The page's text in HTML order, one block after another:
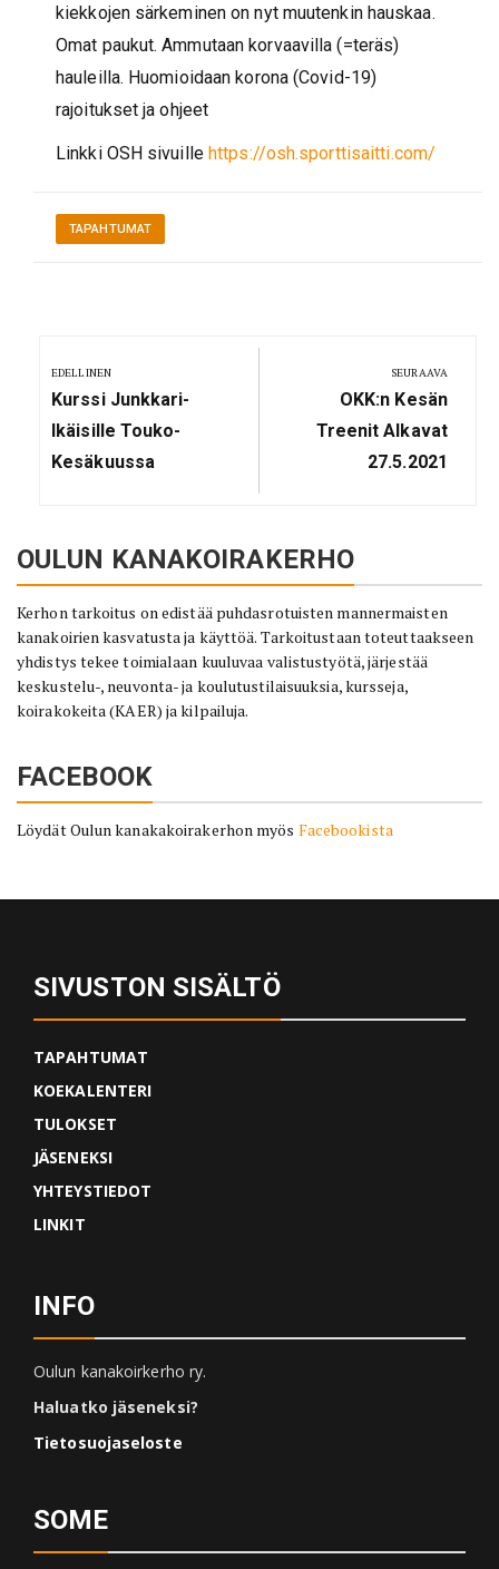
kiekkojen särkeminen on nyt muutenkin hauskaa.
Omat paukut. Ammutaan korvaavilla (=teräs)
hauleilla. Huomioidaan korona (Covid-19)
rajoitukset ja ohjeet
Linkki OSH sivuille https://osh.sporttisaitti.com/
TAPAHTUMAT
selaus
EDELLINEN
Previous
Post:
Kurssi Junkkari-
Ikäisille Touko-
Kesäkuussa
SEURAAVA
Next
Post:
OKK:n Kesän
Treenit Alkavat
27.5.2021
OULUN KANAKOIRAKERHO
Kerhon tarkoitus on edistää puhdasrotuisten mannermaisten
kanakoirien kasvatusta ja käyttöä. Tarkoitustaan toteuttaakseen
yhdistys tekee toimialaan kuuluvaa valistustyötä, järjestää
keskustelu-, neuvonta- ja koulutustilaisuuksia, kursseja,
koirakokeita (KAER) ja kilpailuja.
FACEBOOK
Löydät Oulun kanakakoirakerhon myös Facebookista
SIVUSTON SISÄLTÖ
TAPAHTUMAT
KOEKALENTERI
TULOKSET
JÄSENEKSI
YHTEYSTIEDOT
LINKIT
INFO
Oulun kanakoirkerho ry.
Haluatko jäseneksi?
Tietosuojaseloste
SOME